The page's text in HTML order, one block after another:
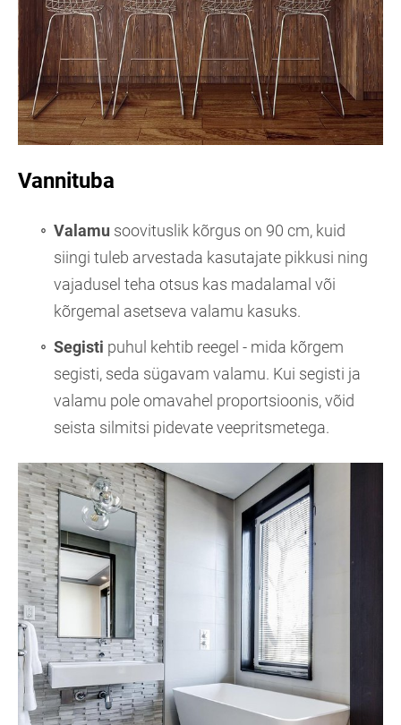
Vannituba
Valamu soovituslik kõrgus on 90 cm, kuid
siingi tuleb arvestada kasutajate pikkusi ning
vajadusel teha otsus kas madalamal või
kõrgemal asetseva valamu kasuks.
Segisti puhul kehtib reegel - mida kõrgem
segisti, seda sügavam valamu. Kui segisti ja
valamu pole omavahel proportsioonis, võid
seista silmitsi pidevate veepritsmetega.